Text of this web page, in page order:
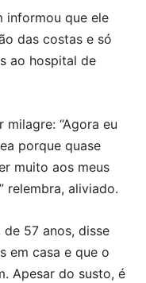
informou que ele
das costas e só
ao hospital de
“Agora eu
porque quase
muito aos meus
relembra, aliviado.
de 57 anos, disse
em casa e que o
Apesar do susto, é